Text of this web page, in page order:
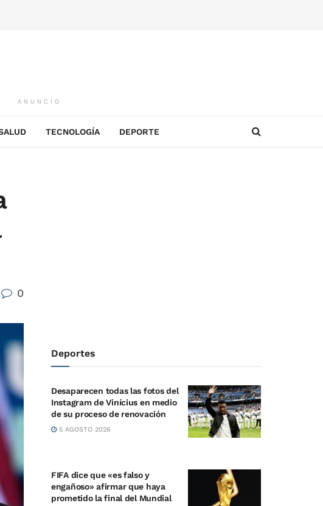
ANUNCIO
TECNOLOGÍA DEPORTE
0
Deportes
Desaparecen todas las fotos del
Instagram de Vinícius en medio
de su proceso de renovación
5 AGOSTO 2026
FIFA dice que «es falso y
engañoso» afirmar que haya
prometido la final del Mundial